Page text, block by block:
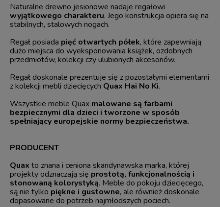
Naturalne drewno jesionowe nadaje regałowi
wyjątkowego charakteru. Jego konstrukcja opiera się na
stabilnych, stalowych nogach.
Regał posiada pięć otwartych półek, które zapewniają
dużo miejsca do wyeksponowania książek, ozdobnych
przedmiotów, kolekcji czy ulubionych akcesoriów.
Regał doskonale prezentuje się z pozostałymi elementami
z kolekcji mebli dziecięcych Quax Hai No Ki.
Wszystkie meble Quax malowane są farbami
bezpiecznymi dla dzieci i tworzone w sposób
spełniający europejskie normy bezpieczeństwa.
PRODUCENT
Quax to znana i ceniona skandynawska marka, której
projekty odznaczają się prostotą, funkcjonalnością i
stonowaną kolorystyką. Meble do pokoju dziecięcego,
są nie tylko piękne i gustowne, ale również doskonale
dopasowane do potrzeb najmłodszych pociech.